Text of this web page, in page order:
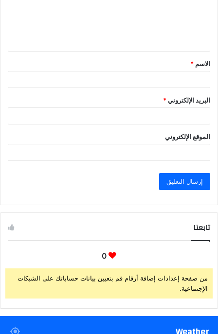
ق
*
الاسم *
البريد الإلكتروني*
الموقع الإلكتروني
تابعنا
0
من صفحة إعدادات إضافة أرقام قم بتعيين بيانات حساباتك على الشبكات
الإجتماعية.